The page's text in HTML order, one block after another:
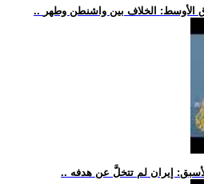
الأوسط: الخلاف بين واشنطن وطهر
إيران لم تتخلَّ عن هدفه